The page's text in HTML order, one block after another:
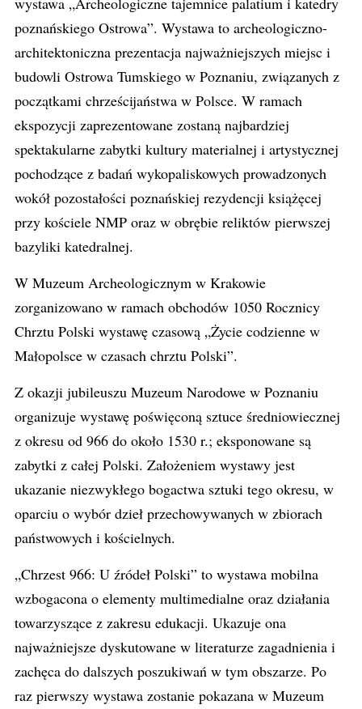
poznańskiego Ostrowa”. Wystawa to archeologiczno-
architektoniczna prezentacja najważniejszych miejsc i
budowli Ostrowa Tumskiego w Poznaniu, związanych z
początkami chrześcijaństwa w Polsce. W ramach
ekspozycji zaprezentowane zostaną najbardziej
spektakularne zabytki kultury materialnej i artystycznej
pochodzące z badań wykopaliskowych prowadzonych
wokół pozostałości poznańskiej rezydencji książęcej
przy kościele NMP oraz w obrębie reliktów pierwszej
bazyliki katedralnej.
W Muzeum Archeologicznym w Krakowie
zorganizowano w ramach obchodów 1050 Rocznicy
Chrztu Polski wystawę czasową „Życie codzienne w
Małopolsce w czasach chrztu Polski”.
Z okazji jubileuszu Muzeum Narodowe w Poznaniu
organizuje wystawę poświęconą sztuce średniowiecznej
z okresu od 966 do około 1530 r.; eksponowane są
zabytki z całej Polski. Założeniem wystawy jest
ukazanie niezwykłego bogactwa sztuki tego okresu, w
oparciu o wybór dzieł przechowywanych w zbiorach
państwowych i kościelnych.
„Chrzest 966: U źródeł Polski” to wystawa mobilna
wzbogacona o elementy multimedialne oraz działania
towarzyszące z zakresu edukacji. Ukazuje ona
najważniejsze dyskutowane w literaturze zagadnienia i
zachęca do dalszych poszukiwań w tym obszarze. Po
raz pierwszy wystawa zostanie pokazana w Muzeum